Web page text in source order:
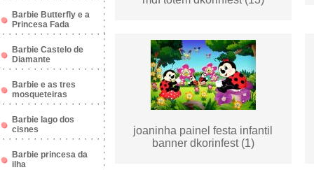
Barbie Butterfly e a
Princesa Fada
Barbie Castelo de
Diamante
Barbie e as tres
mosqueteiras
Barbie lago dos
cisnes
Barbie princesa da
ilha
joaninha painel festa infantil
banner dkorinfest (1)